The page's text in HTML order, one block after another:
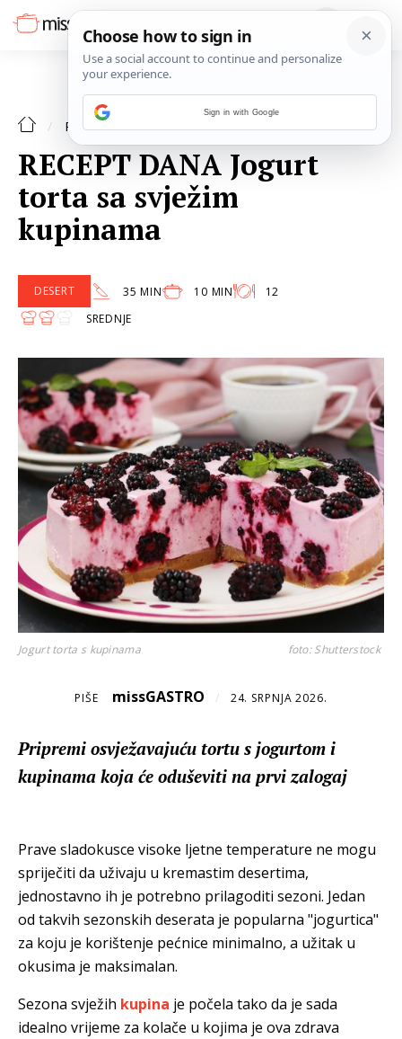
RECEPTI DESERT
RECEPT DANA Jogurt
torta sa svježim
kupinama
DESERT 35 MIN 10 MIN
12
SREDNJE
Jogurt torta s kupinama foto: Shutterstock
PIŠE missGASTRO / 24. SRPNJA 2026.
Pripremi osvježavajuću tortu s jogurtom i
kupinama koja će oduševiti na prvi zalogaj
Prave sladokusce visoke ljetne temperature ne mogu
spriječiti da uživaju u kremastim desertima,
jednostavno ih je potrebno prilagoditi sezoni. Jedan
od takvih sezonskih deserata je popularna "jogurtica"
za koju je korištenje pećnice minimalno, a užitak u
okusima je maksimalan.
Sezona svježih kupina je počela tako da je sada
idealno vrijeme za kolače u kojima je ova zdrava
Sign in with Google